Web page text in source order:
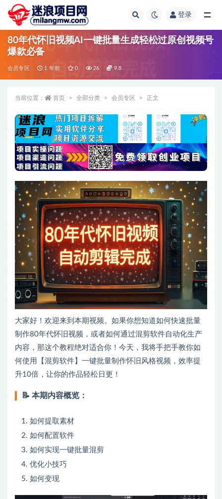
登录
80年代怀旧视频AI一键批量生成轻松过原创视频号
爆款必备
会员专区 1 年前 0 26 9.8
当前位置： 首页 全部分类 会员专区 正文
大家好！欢迎来到本期视频。如果你想知道如何快速批量
制作80年代怀旧视频，或者如何通过混剪软件自动化生产
内容，那这个教程绝对适合你！今天，我将手把手教你如
何使用【混剪软件】一键批量制作怀旧风格视频，效率提
升10倍，让你的作品轻松日更！
📝 本期内容概览：
如何提取素材
如何配置软件
如何实现一键批量混剪
优化小技巧
如何变现
全部